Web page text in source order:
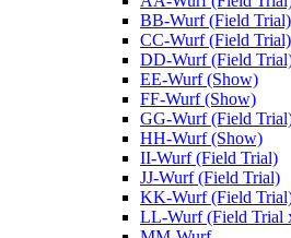
BB-Wurf (Field Trial)
CC-Wurf (Field Trial)
DD-Wurf (Field
EE-Wurf (Show)
FF-Wurf (Show)
GG-Wurf (Field
HH-Wurf (Show)
II-Wurf (Field Trial)
JJ-Wurf (Field Trial)
KK-Wurf (Field
LL-Wurf (Field Trial